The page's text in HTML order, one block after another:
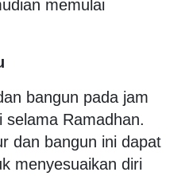
memulai
bangun pada jam
Ramadhan.
dan bangun ini dapat
menyesuaikan diri